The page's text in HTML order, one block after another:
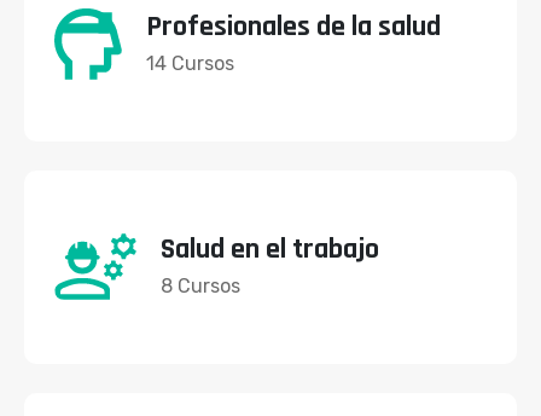
Profesionales de la salud
14 Cursos
Salud en el trabajo
8 Cursos